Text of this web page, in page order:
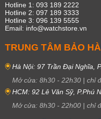
Hotline 1: 093 189 2222
Hotline 2: 097 189 3333
Hotline 3: 096 139 5555
Email: info@watchstore.vn
TRUNG TÂM BẢO
Hà Nội: 97 Trần Đại Nghĩa,
Mở cửa: 8h30 - 22h30 | chỉ
HCM: 92 Lê Văn Sỹ, P.Phú
Mở cửa: 8h30 - 22h00 | chỉ